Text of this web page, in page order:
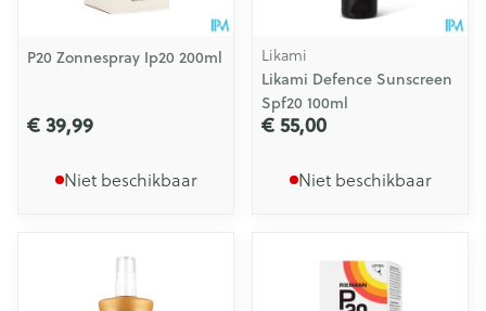
P20 Zonnespray Ip20 200ml
€ 39,99
Niet beschikbaar
Likami
Likami Defence Sunscreen
Spf20 100ml
€ 55,00
Niet beschikbaar